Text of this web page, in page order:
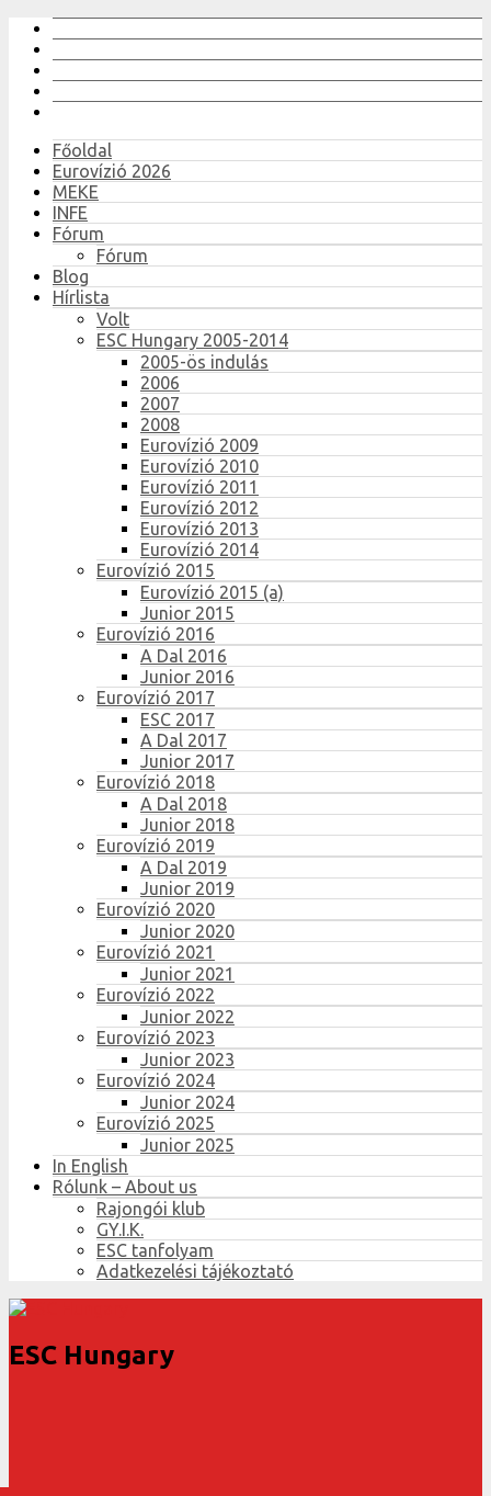
Főoldal
Eurovízió 2026
MEKE
INFE
Fórum
Fórum
Blog
Hírlista
Volt
ESC Hungary 2005-2014
2005-ös indulás
2006
2007
2008
Eurovízió 2009
Eurovízió 2010
Eurovízió 2011
Eurovízió 2012
Eurovízió 2013
Eurovízió 2014
Eurovízió 2015
Eurovízió 2015 (a)
Junior 2015
Eurovízió 2016
A Dal 2016
Junior 2016
Eurovízió 2017
ESC 2017
A Dal 2017
Junior 2017
Eurovízió 2018
A Dal 2018
Junior 2018
Eurovízió 2019
A Dal 2019
Junior 2019
Eurovízió 2020
Junior 2020
Eurovízió 2021
Junior 2021
Eurovízió 2022
Junior 2022
Eurovízió 2023
Junior 2023
Eurovízió 2024
Junior 2024
Eurovízió 2025
Junior 2025
In English
Rólunk – About us
Rajongói klub
GY.I.K.
ESC tanfolyam
Adatkezelési tájékoztató
ESC Hungary